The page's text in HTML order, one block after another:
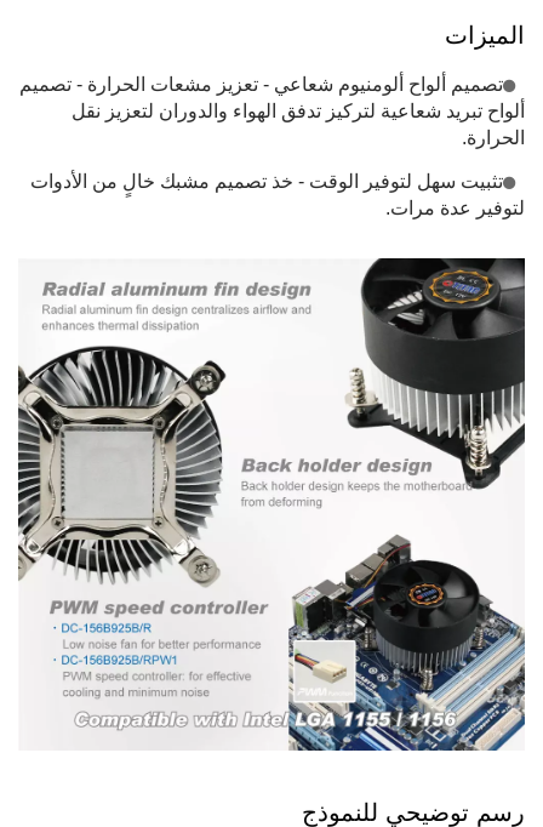
الميزات
تصميم ألواح ألومنيوم شعاعي - تعزيز مشعات الحرارة - تصميم
ألواح تبريد شعاعية لتركيز تدفق الهواء والدوران لتعزيز نقل
الحرارة.
تثبيت سهل لتوفير الوقت - خذ تصميم مشبك خالٍ من الأدوات
لتوفير عدة مرات.
رسم توضيحي للنموذج